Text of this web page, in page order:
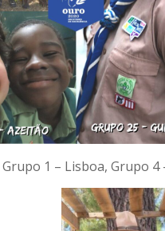
Grupo 1 – Lisboa, Grupo 4